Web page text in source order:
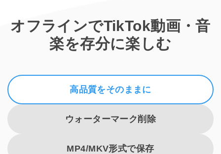
オフラインでTikTok動画・音
楽を存分に楽しむ
高品質をそのままに
ウォーターマーク削除
MP4/MKV形式で保存